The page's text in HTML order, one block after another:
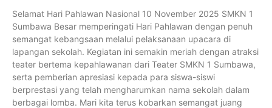
Selamat Hari Pahlawan Nasional 10 November 2025 SMKN 1
Sumbawa Besar memperingati Hari Pahlawan dengan penuh
semangat kebangsaan melalui pelaksanaan upacara di
lapangan sekolah. Kegiatan ini semakin meriah dengan atraksi
teater bertema kepahlawanan dari Teater SMKN 1 Sumbawa,
serta pemberian apresiasi kepada para siswa-siswi
berprestasi yang telah mengharumkan nama sekolah dalam
berbagai lomba. Mari kita terus kobarkan semangat juang